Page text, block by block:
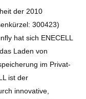
der 2010
300423)
hat sich ENECELL
Laden von
im Privat-
ist der
innovative,